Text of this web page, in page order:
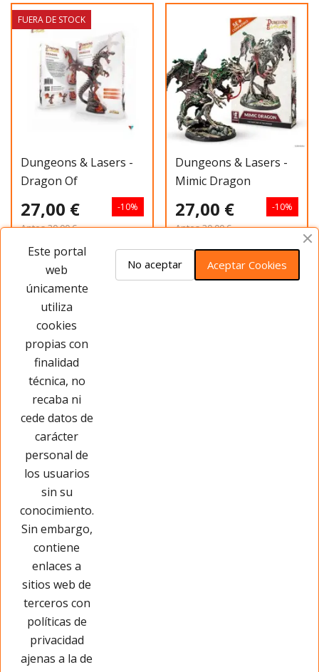
Dungeons & Lasers -
Dragon Of
27,00 €
Antes30,00 €
-10%
Ver más
FUERA DE STOCK
Dungeons & Lasers -
Mimic Dragon
27,00 €
Antes30,00 €
-10%
Añadir al carrito
Páginas Legales
Este portal
web
únicamente
utiliza
cookies
propias con
finalidad
técnica, no
recaba ni
cede datos de
carácter
personal de
los usuarios
sin su
conocimiento.
Sin embargo,
contiene
enlaces a
sitios web de
terceros con
políticas de
privacidad
ajenas a la de
Aceptar Cookies
No aceptar